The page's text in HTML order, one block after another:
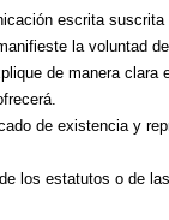
escrita suscrita
la voluntad
de manera clara
de existencia y
los estatutos o de